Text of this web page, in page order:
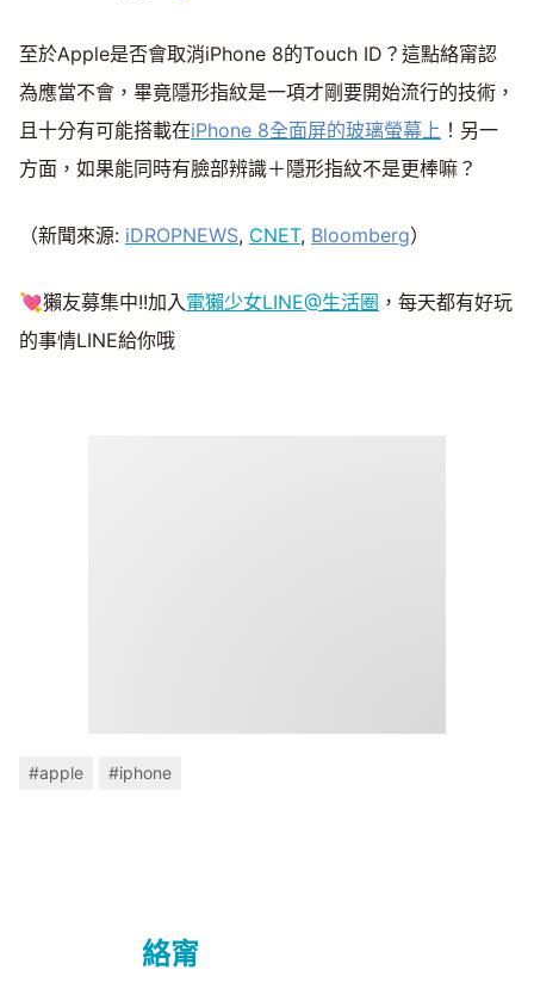
至於Apple是否會取消iPhone 8的Touch ID？這點絡甯認
為應當不會，畢竟隱形指紋是一項才剛要開始流行的技術，
且十分有可能搭載在iPhone 8全面屏的玻璃螢幕上 ！另一
方面，如果能同時有臉部辨識＋隱形指紋不是更棒嘛？
（新聞來源: iDROPNEWS, CNET, Bloomberg）
💘獺友募集中!!加入 電獺少女LINE@生活圈 ，每天都有好玩
的事情LINE給你哦
#apple #iphone
絡甯